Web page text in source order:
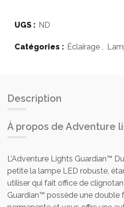
UGS : ND
Catégories : Éclairage ,
Description
À propos de Adventure
L’Adventure Lights Guardian™
petite la lampe LED robuste,
utiliser qui fait office de
Guardian™ possède une